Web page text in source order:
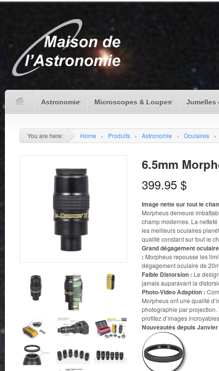
Astronomie Microscopes & Loupes Jumelles
You are here: Home › Produits › Astronomie › Oculaires ›
6.5mm
399.95 $
Image nette sur tout le
Morpheus demeure
champ modernes. La
les meilleurs oculaires
qualité constant sur tout le
Grand dégagement
: Morpheus repousse les
dégagement oculaire de
Faible Distorsion : Le
jamais auparavant la
Photo-Video Adaption :
Morpheus ont une qualité
photographie par
profitez d’images
Nouveautés depuis